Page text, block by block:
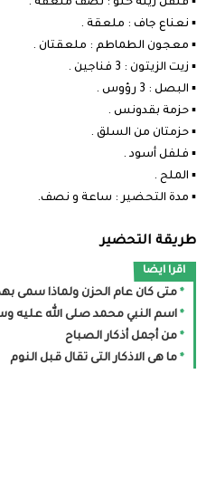
▪︎ فلفل زينة حلو : نصف ملعقة .
▪︎ نعناع جاف : ملعقة .
▪︎ معجون الطماطم : ملعقتان .
▪︎ زيت الزيتون : 3 فناجين .
▪︎ البصل : 3 رؤوس .
▪︎ حزمة بقدونس .
▪︎ حزمتان من السلق .
▪︎ فلفل أسود .
▪︎ الملح .
▪︎ مدة التحضير : ساعة و نصف.
طريقة التحضير
اقرا ايضا
متى كان عام الحزن ولماذا سمى
اسم النبي محمد صلى الله عليه
من أجمل أذكار الصباح
ما هى الاذكار التى تقال قبل النوم